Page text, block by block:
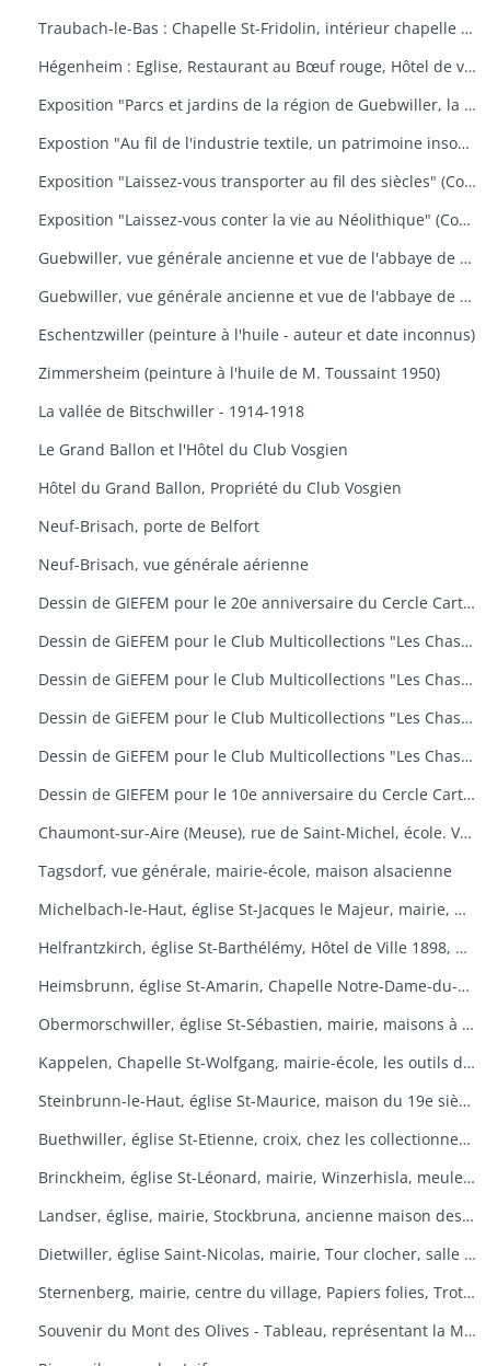
Traubach-le-Bas : Chapelle St-Fridolin, intérieur chapelle et tableau, Ecole, rue principale
Hégenheim : Eglise, Restaurant au Bœuf rouge, Hôtel de ville, décors floraux
Exposition "Parcs et jardins de la région de Guebwiller, la culture d'un patrimoine florissant" (Communauté de Communes de la Région de Guebwiller, du 15 octobre 2010 au 31 janvier 2011)
Expostion "Au fil de l'industrie textile, un patrimoine insoupçonné" (Communauté de Communes de la Région de Guebwiller, du 11 septembre au 30 octobre 2009)
Exposition "Laissez-vous transporter au fil des siècles" (Communauté de Communes de la Région de Guebwiller, du 26 octobre 2012 au 19 janvier 2013)
Exposition "Laissez-vous conter la vie au Néolithique" (Communauté de Communes de la Région de Guebwiller, du 14 octobre 2011 au 26 janvier 2012)
Guebwiller, vue générale ancienne et vue de l'abbaye de Murbach.
Guebwiller, vue générale ancienne et vue de l'abbaye de Murbach.
Eschentzwiller (peinture à l'huile - auteur et date inconnus)
Zimmersheim (peinture à l'huile de M. Toussaint 1950)
La vallée de Bitschwiller - 1914-1918
Le Grand Ballon et l'Hôtel du Club Vosgien
Hôtel du Grand Ballon, Propriété du Club Vosgien
Neuf-Brisach, porte de Belfort
Neuf-Brisach, vue générale aérienne
Dessin de GIEFEM pour le 20e anniversaire du Cercle Cartophile de Thann et de la Vallée de la Thur. 25-26 novembre 2006. carte n° 17
Dessin de GiEFEM pour le Club Multicollections "Les Chasseurs d'Images", Mulhouse. Carte n° 19 : "50 ans de carnaval à Mulhouse
Dessin de GiEFEM pour le Club Multicollections "Les Chasseurs d'Images", Mulhouse. Carte n° 20 : "L'univers de Tintin
Dessin de GiEFEM pour le Club Multicollections "Les Chasseurs d'Images", Mulhouse. Carte n° 17 : "Nounours a Cent ans
Dessin de GiEFEM pour le Club Multicollections "Les Chasseurs d'Images". Mulhouse. Carte n° 15
Dessin de GIEFEM pour le 10e anniversaire du Cercle Cartophile de Thann et de la Vallée de la Thur. Novembre 1997
Chaumont-sur-Aire (Meuse), rue de Saint-Michel, école. Vue d'une carte postale pour l'exposition de cartes postales anciennes (11 octobre 2009)
Tagsdorf, vue générale, mairie-école, maison alsacienne
Michelbach-le-Haut, église St-Jacques le Majeur, mairie, maison 1832, fontaine, fête du pain
Helfrantzkirch, église St-Barthélémy, Hôtel de Ville 1898, maison alsacienne
Heimsbrunn, église St-Amarin, Chapelle Notre-Dame-du-Chêne, Maison Ste-Anne, mairie
Obermorschwiller, église St-Sébastien, mairie, maisons à colombages
Kappelen, Chapelle St-Wolfgang, mairie-école, les outils d'antan, chez le collectionneur de tracteurs
Steinbrunn-le-Haut, église St-Maurice, maison du 19e siècle, vue générale
Buethwiller, église St-Etienne, croix, chez les collectionneurs
Brinckheim, église St-Léonard, mairie, Winzerhisla, meule 1597, moulin
Landser, église, mairie, Stockbruna, ancienne maison des sœurs, Monastère St-Alphonse
Dietwiller, église Saint-Nicolas, mairie, Tour clocher, salle des fêtes
Sternenberg, mairie, centre du village, Papiers folies, Trotta Hisla
Souvenir du Mont des Olives - Tableau, représentant la Mort, à l'entrée du dortoir peint par Père M. Joseph (Baron de Géramb, général autrichien, mort en 1848 comme procurateur des Trappistes).